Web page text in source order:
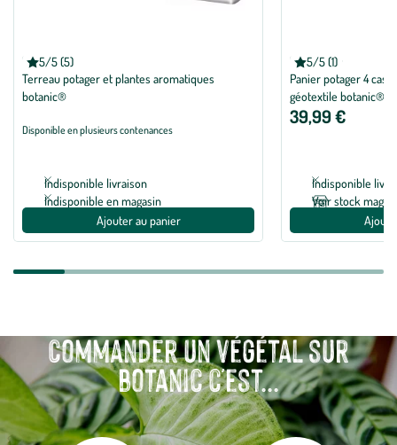
5/5 (5)
Note moyenne de 5 sur 5 avec 5 avis
BOTANIC®
Terreau potager et plantes aromatiques
botanic®
Disponible en plusieurs contenances
Indisponible livraison
Indisponible en magasin
Ajouter au panier
5/5 (1)
Note moyenne de 5
BOTANIC®
Panier potager 4
géotextile botanic® -
39,99 €
Indisponible
Voir stock
Commander un végétal sur
botanic c'est...